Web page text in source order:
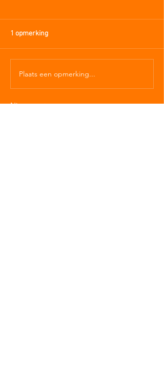
1 opmerking
Plaats een opmerking...
Nieuwste